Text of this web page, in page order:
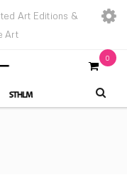
Art Editions &
Art
0